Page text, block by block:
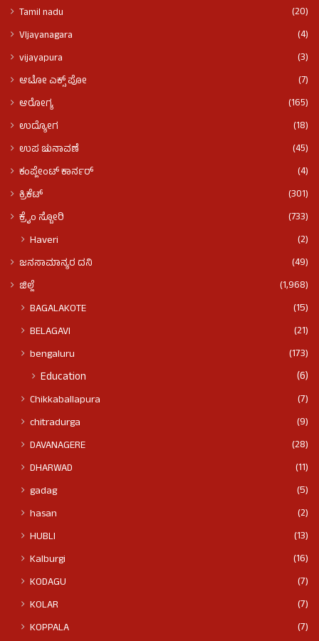
Tamil nadu
(20)
VIjayanagara
(4)
vijayapura
(3)
ಆಟೋ ಎಕ್ಸ್ ಪೋ
(7)
ಆರೋಗ್ಯ
(165)
ಉದ್ಯೋಗ
(18)
ಉಪ ಚುನಾವಣೆ
(45)
ಕಂಪ್ಲೇಂಟ್ ಕಾರ್ನರ್
(4)
ಕ್ರಿಕೆಟ್
(301)
ಕ್ರೈಂ ಸ್ಟೋರಿ
(733)
Haveri (2)
ಜನಸಾಮಾನ್ಯರ ದನಿ
(49)
ಜಿಲ್ಲೆ
(1,968)
BAGALAKOTE
(15)
BELAGAVI
(21)
bengaluru
(173)
Education (6)
Chikkaballapura
(7)
chitradurga
(9)
DAVANAGERE
(28)
DHARWAD
(11)
gadag
(5)
hasan
(2)
HUBLI
(13)
Kalburgi
(16)
KODAGU
(7)
KOLAR
(7)
KOPPALA
(7)